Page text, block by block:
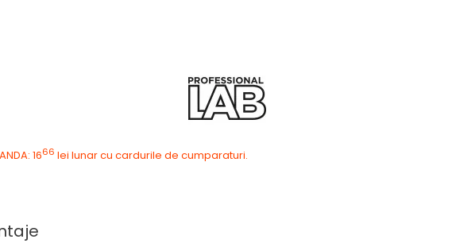
1666 lei lunar cu cardurile de cumparaturi.